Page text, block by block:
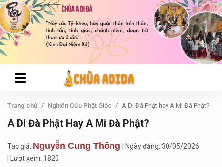
Trang chủ Nghiên Cứu Phật Giáo A Di Đà Phật hay A Mi Đà Phật?
A Di Đà Phật Hay A Mi Đà Phật?
Tác giả: Nguyễn Cung Thông
| Ngày đăng: 30/05/2026
| Lượt xem: 1820